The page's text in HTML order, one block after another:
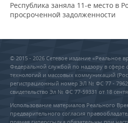
Республика заняла 11-е место в
просроченной задолженности
© 2015 - 2026 Сетевое издание «Реальное
Федеральной службой по надзору в
технологий и массовых коммуникаций
регистрационный номер ЭЛ № ФС 77 -
свидетельство Эл № ФС 77-59331 от 18
Использование материалов Реального
предварительного согласия